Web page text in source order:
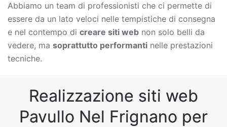
Abbiamo un team di professionisti che ci permette di
essere da un lato veloci nelle tempistiche di consegna
e nel contempo di creare siti web non solo belli da
vedere, ma soprattutto performanti nelle prestazioni
tecniche.
Realizzazione siti web
Pavullo Nel Frignano per